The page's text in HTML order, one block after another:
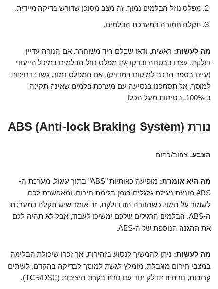
מפלס נוזל הבלמים נמוך. זה מצב מסוכן שדורש בדיקה מיידית.
תקלה חמורה במערכת הבלמים.
מה לעשות: ראשית, ודאו שבלם היד משוחרר. אם הנורה עדיין
דולקת, עצרו בבטחה ובדקו את מפלס נוזל הבלמים במיכל הייעודי
(עיינו בספר הרכב למיקום המדויק). אם המפלס נמוך, גשו בדחיפות
למוסך. אל תסתכנו בנסיעה עם מערכת בלמים שאינה תקינה
ב-100%. בטיחות מעל הכל!
נורת ABS (Anti-lock Braking System)
הצבע: צהוב/כתום
מה היא אומרת:
מופיעה כאותיות "ABS" בתוך עיגול. מערכת ה-
ABS מונעת נעילת גלגלים בזמן בלימת חירום, ומאפשרת לכם
לשמור על היגוי. כשהנורה הזו דולקת, זה אומר שיש תקלה במערכת
ה-ABS. הבלמים הרגילים שלכם ימשיכו לעבוד, אבל לא תהיה לכם
את ההגנה הנוספת של ה-ABS.
מה לעשות: ניתן להמשיך לנסוע בזהירות, אך זכרו שיכולת הבלימה
במצבי חירום מוגבלת. מומלץ לגשת למוסך לבדיקה בהקדם. לעיתים
קרובות, נורה זו תדלק יחד עם נורת בקרת היציבות (TCS/DSC).